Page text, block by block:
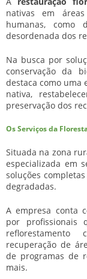
nativas em
humanas, como
desordenada dos
Na busca por
conservação da
destaca como uma
nativa,
preservação dos
Os Serviços da
Situada na zona
especializada em
soluções
degradadas.
A empresa conta
por profissionais
recuperação de
de programas de
mais.